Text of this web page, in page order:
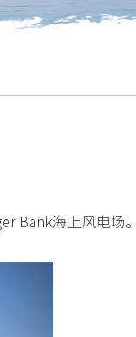
Bank海上风电场。